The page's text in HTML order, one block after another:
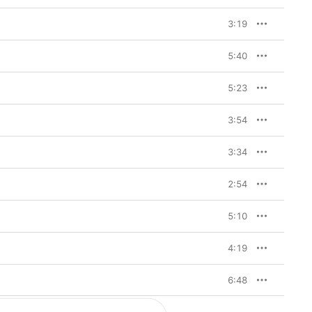
3:19
5:40
5:23
3:54
3:34
2:54
5:10
4:19
6:48